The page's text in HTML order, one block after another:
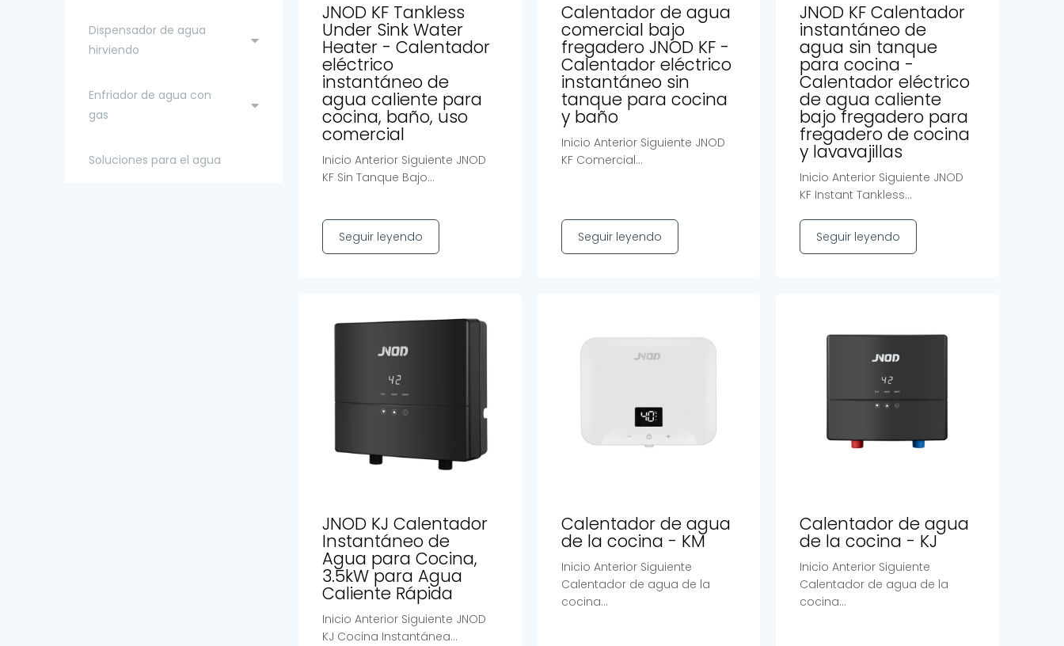
Dispensador de agua
hirviendo
Enfriador de agua con
gas
Soluciones para el agua
JNOD KF Tankless
Under Sink Water
Heater - Calentador
eléctrico
instantáneo de
agua caliente para
cocina, baño, uso
comercial
Inicio Anterior Siguiente JNOD
KF Sin Tanque Bajo...
Seguir leyendo
Calentador de agua
comercial bajo
fregadero JNOD KF -
Calentador eléctrico
instantáneo sin
tanque para cocina
y baño
Inicio Anterior Siguiente JNOD
KF Comercial...
Seguir leyendo
JNOD KF Calentador
instantáneo de
agua sin tanque
para cocina -
Calentador eléctrico
de agua caliente
bajo fregadero para
fregadero de cocina
y lavavajillas
Inicio Anterior Siguiente JNOD
KF Instant Tankless...
Seguir leyendo
JNOD KJ Calentador
Instantáneo de
Agua para Cocina,
3.5kW para Agua
Caliente Rápida
Inicio Anterior Siguiente JNOD
KJ Cocina Instantánea...
Calentador de agua
de la cocina - KM
Inicio Anterior Siguiente
Calentador de agua de la
cocina...
Calentador de agua
de la cocina - KJ
Inicio Anterior Siguiente
Calentador de agua de la
cocina...